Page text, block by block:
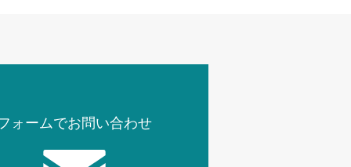
ォームでお問い合わせ